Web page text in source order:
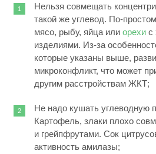
Нельзя совмещать
такой же углевод. По-
мясо, рыбу, яйца илиорехи с
изделиями. Из-за
которые указаны выше,
микроконфликт, что может
другим расстройствам ЖКТ;
Не надо кушать углеводную
Картофель, злаки плохо
и грейпфрутами. Сок
активность амилазы;